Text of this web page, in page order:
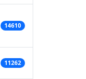
14610
11262